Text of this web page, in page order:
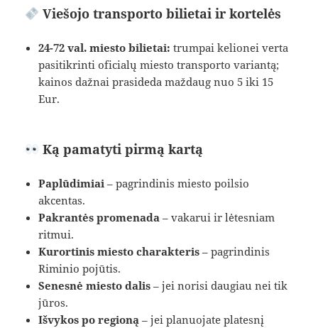
Viešojo transporto bilietai ir kortelės
24-72 val. miesto bilietai: trumpai kelionei verta
pasitikrinti oficialų miesto transporto variantą;
kainos dažnai prasideda maždaug nuo 5 iki 15
Eur.
Ką pamatyti pirmą kartą
Paplūdimiai – pagrindinis miesto poilsio
akcentas.
Pakrantės promenada – vakarui ir lėtesniam
ritmui.
Kurortinis miesto charakteris – pagrindinis
Riminio pojūtis.
Senesnė miesto dalis – jei norisi daugiau nei tik
jūros.
Išvykos po regioną – jei planuojate platesnį